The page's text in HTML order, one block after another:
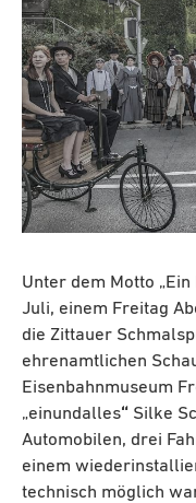
Unter dem Motto
Juli, einem Freitag
die Zittauer
ehrenamtlichen
Eisenbahnmuseum
„einundalles“ Silke
Automobilen, drei
einem
technisch möglich